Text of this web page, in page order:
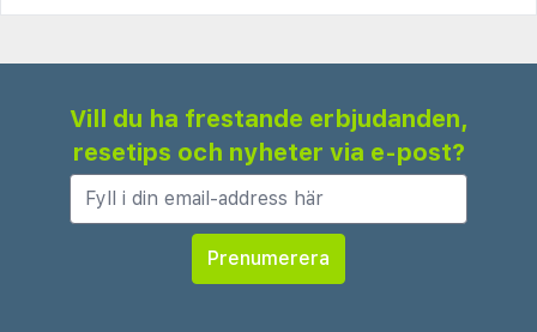
Vill du ha frestande erbjudanden,
resetips och nyheter via e-post?